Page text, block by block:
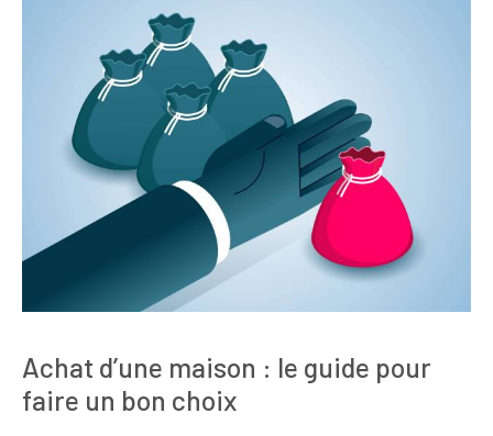
Achat d’une maison : le guide pour
faire un bon choix